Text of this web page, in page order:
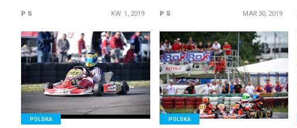
P S KW. 1, 2019 P S MAR 30, 2019
READ MORE
POLSKA
READ MORE
POLSKA